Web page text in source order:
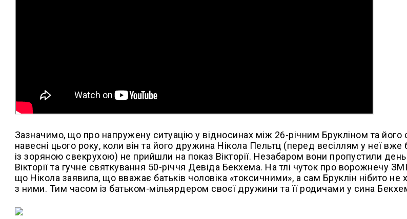
Зазначимо, що про напружену ситуацію у відносинах між 26-річним Брукліном та його
навесні цього року, коли він та його дружина Нікола Пельтц (перед весіллям у неї вже
із зоряною свекрухою) не прийшли на показ Вікторії. Незабаром вони пропустили
Вікторії та гучне святкування 50-річчя Девіда Бекхема. На тлі чуток про ворожнечу
що Нікола заявила, що вважає батьків чоловіка «токсичними», а сам Бруклін нібито не
з ними. Тим часом із батьком-мільярдером своєї дружини та її родичами у сина